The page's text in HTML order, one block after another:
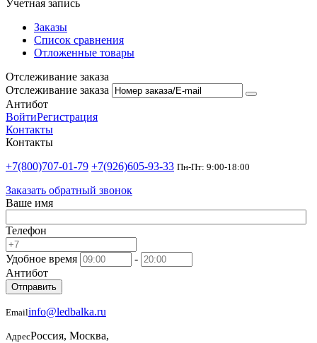
Учетная запись
Заказы
Список сравнения
Отложенные товары
Отслеживание заказа
Отслеживание заказа
Антибот
ВойтиРегистрация
Контакты
Контакты
+7(800)707-01-79 +7(926)605-93-33 Пн-Пт: 9:00-18:00
Заказать обратный звонок
Ваше имя
Телефон
Удобное время
-
Антибот
Отправить
Emailinfo@ledbalka.ru
АдресРоссия, Москва,